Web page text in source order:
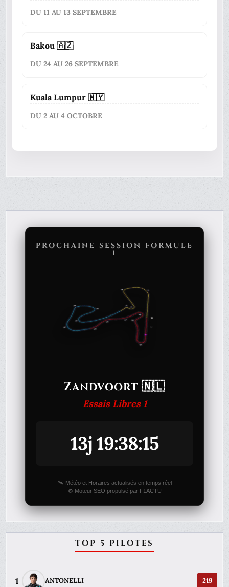
DU 11 AU 13 SEPTEMBRE
Bakou 🇦🇿
DU 24 AU 26 SEPTEMBRE
Kuala Lumpur 🇲🇾
DU 2 AU 4 OCTOBRE
PROCHAINE SESSION FORMULE
1
Zandvoort 🇳🇱
Essais Libres 1
13j 19:38:15
🛰️ Météo et Horaires actualisés en temps réel
⚙️ Moteur SEO propulsé par F1ACTU
TOP 5 PILOTES
1 ANTONELLI 219